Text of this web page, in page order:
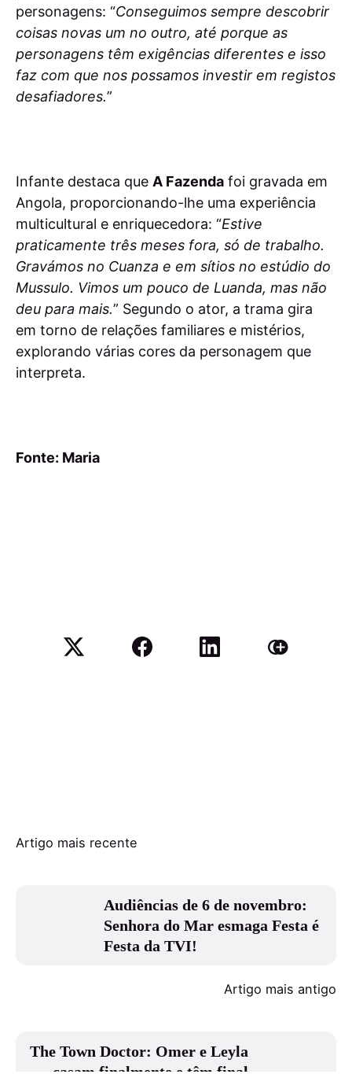
personagens: “Conseguimos sempre descobrir
coisas novas um no outro, até porque as
personagens têm exigências diferentes e isso
faz com que nos possamos investir em registos
desafiadores.”
Infante destaca que A Fazenda foi gravada em
Angola, proporcionando-lhe uma experiência
multicultural e enriquecedora: “Estive
praticamente três meses fora, só de trabalho.
Gravámos no Cuanza e em sítios no estúdio do
Mussulo. Vimos um pouco de Luanda, mas não
deu para mais.” Segundo o ator, a trama gira
em torno de relações familiares e mistérios,
explorando várias cores da personagem que
interpreta.
Fonte: Maria
Artigo mais recente
Audiências de 6 de novembro:
Senhora do Mar esmaga Festa é
Festa da TVI!
Artigo mais antigo
The Town Doctor: Omer e Leyla